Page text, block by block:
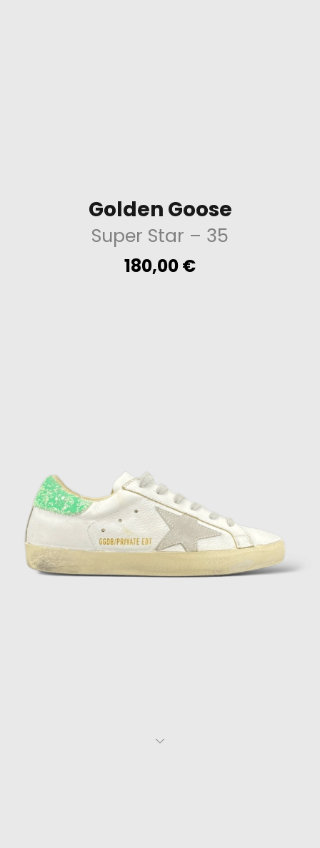
Golden Goose
Super Star – 35
180,00€